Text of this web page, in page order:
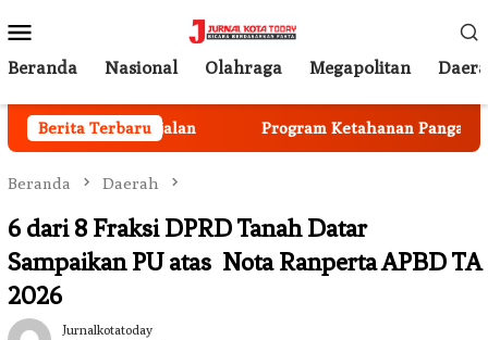
ke
kontenMobile
Beranda Nasional Olahraga Megapolitan
Berita Terbaru
Mulai Berjalan Program Ketahanan Pangan
Beranda Daerah
6 dari 8 Fraksi DPRD Tanah Datar
Sampaikan PU atas Nota Ranperta APBD TA
2026
Jurnalkotatoday